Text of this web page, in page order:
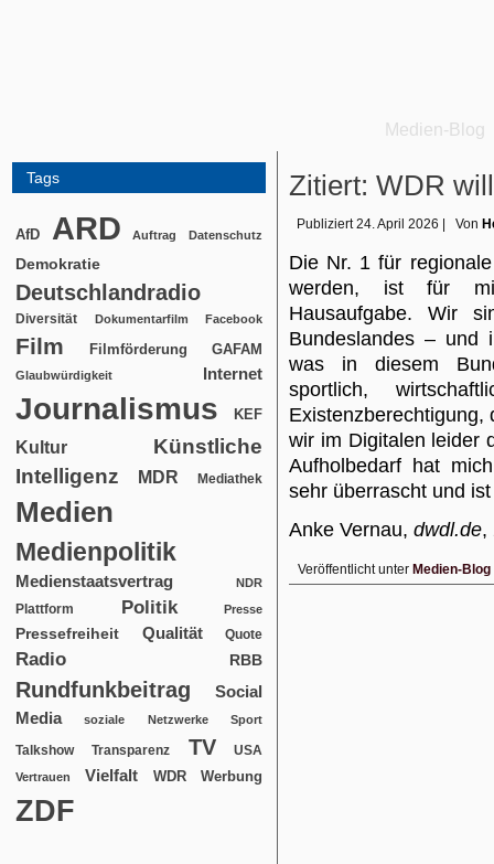
Medien-Blog
Tags
AfD ARD Auftrag Datenschutz
Demokratie
Deutschlandradio
Diversität Dokumentarfilm Facebook
Film Filmförderung GAFAM
Glaubwürdigkeit Internet
Journalismus KEF
Kultur
Künstliche
Intelligenz
MDR Mediathek
Medien
Medienpolitik
Medienstaatsvertrag NDR
Plattform Politik Presse
Pressefreiheit Qualität Quote
Radio RBB
Rundfunkbeitrag
Social
Media
soziale Netzwerke Sport
Talkshow Transparenz TV USA
Vertrauen Vielfalt WDR Werbung
ZDF
Zitiert: WDR
Publiziert 24. April 2026 Von
Die Nr. 1 für
werden, ist für
Hausaufgabe. Wir
Bundeslandes – und
was in diesem
sportlich,
Existenzberechtigung,
wir im Digitalen leider
Aufholbedarf hat
sehr überrascht und
Anke Vernau, dwdl.de,
Veröffentlicht unter Medien-Blog